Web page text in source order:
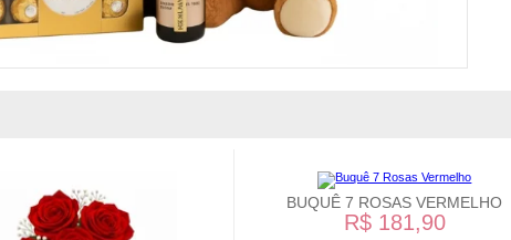
BUQUÊ 7 ROSAS VERMELHO
R$ 181,90